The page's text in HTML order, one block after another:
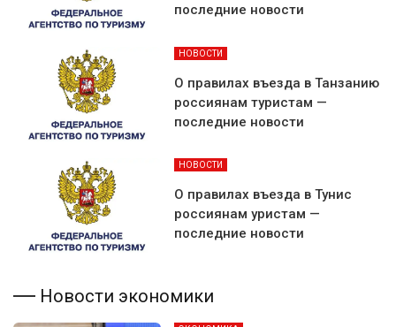
последние новости
НОВОСТИ
О правилах въезда в Танзанию
россиянам туристам —
последние новости
НОВОСТИ
О правилах въезда в Тунис
россиянам уристам —
последние новости
Новости экономики